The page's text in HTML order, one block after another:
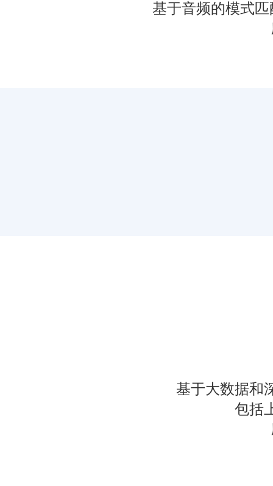
基于音频的模式
基于大数据和
包括